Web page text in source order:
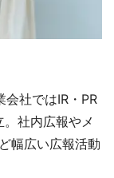
社ではIR・PR
社内広報やメ
幅広い広報活動